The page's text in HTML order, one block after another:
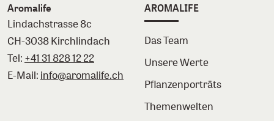
Aromalife
Lindachstrasse 8c
CH-3038 Kirchlindach
Tel: +41 31 828 12 22
E-Mail: info@aromalife.ch
AROMALIFE
Das Team
Unsere Werte
Pflanzenporträts
Themenwelten